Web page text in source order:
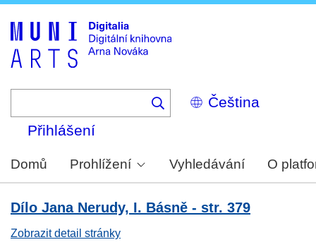
Select
your
Přihlášení
Domů Prohlížení Vyhledávání O
Dílo Jana Nerudy, I. Básně - str. 379
Zobrazit detail stránky